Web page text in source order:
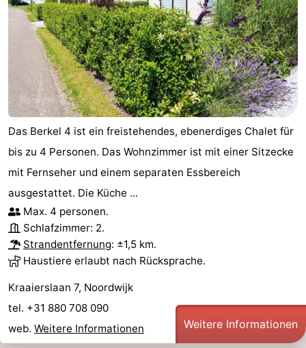
Nordholland
-
Natur
Schoorlse
Duinen
-
Bergen
aan
Zee
-
Bergen
-
Alkmaar
-
Egmond
aan
Zee
-
Noordhollands
duinreservaat
-
Wijk
aan
-
Natur
-
Amsterdam
Das Berkel 4 ist ein freistehendes, ebenerdiges Chalet für
bis zu 4 Personen. Das Wohnzimmer ist mit einer Sitzecke
mit Fernseher und einem separaten Essbereich
ausgestattet. Die Küche ...
Max. 4 personen.
Schlafzimmer: 2.
Strandentfernung: ±1,5 km.
Haustiere erlaubt nach Rücksprache.
Kraaierslaan 7, Noordwijk
tel. +31 880 708 090
web. Weitere Informationen Weitere Informationen